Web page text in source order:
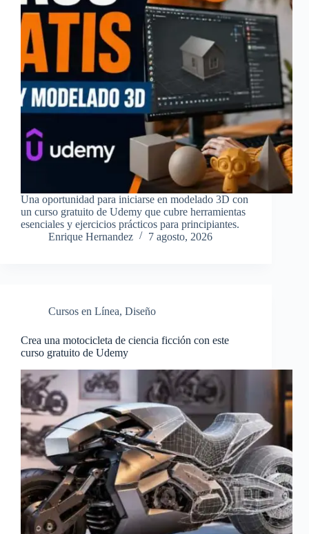
Una oportunidad para iniciarse en modelado 3D con
un curso gratuito de Udemy que cubre herramientas
esenciales y ejercicios prácticos para principiantes.
Enrique Hernandez
7 agosto, 2026
Cursos en Línea, Diseño
Crea una motocicleta de ciencia ficción con este
curso gratuito de Udemy